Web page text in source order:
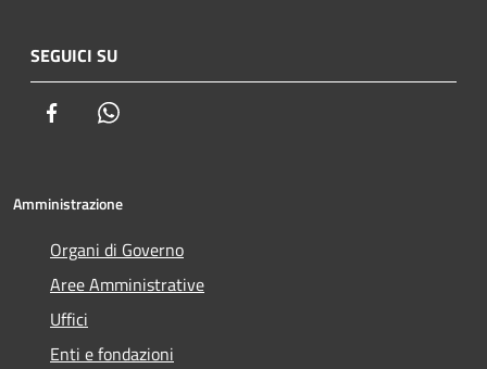
SEGUICI SU
Facebook
Amministrazione
Organi di Governo
Aree Amministrative
Uffici
Enti e fondazioni